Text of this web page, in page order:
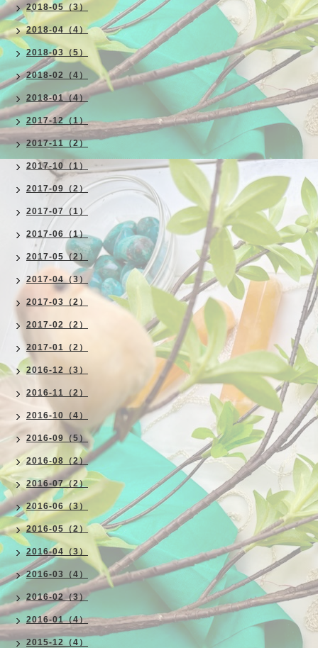
2018-05（3）
2018-04（4）
2018-03（5）
2018-02（4）
2018-01（4）
2017-12（1）
2017-11（2）
2017-10（1）
2017-09（2）
2017-07（1）
2017-06（1）
2017-05（2）
2017-04（3）
2017-03（2）
2017-02（2）
2017-01（2）
2016-12（3）
2016-11（2）
2016-10（4）
2016-09（5）
2016-08（2）
2016-07（2）
2016-06（3）
2016-05（2）
2016-04（3）
2016-03（4）
2016-02（3）
2016-01（4）
2015-12（4）